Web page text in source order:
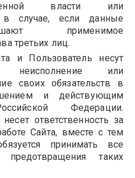
власти или
в случае, если данные
применимое
третьих лиц.
и Пользователь несут
неисполнение или
своих обязательств в
и действующим
Федерации.
ответственность за
Сайта, вместе с тем
принимать все
таких